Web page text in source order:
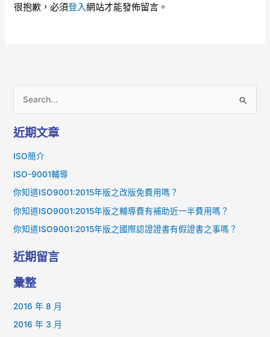
很抱歉，必須登入網站才能發佈留言。
關
近期文章
ISO簡介
ISO-9001輔導
你知道ISO9001:2015年版之改版免費用嗎？
你知道ISO9001:2015年版之輔導費有補助近一半費用嗎？
你知道ISO9001:2015年版之國際認證證書有假證書之事嗎？
近期留言
彙整
2016 年 8 月
2016 年 3 月